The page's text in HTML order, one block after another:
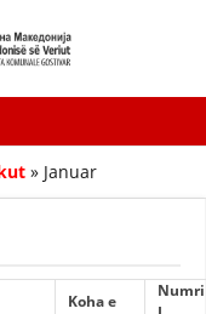
» Januar
Koha e
Numri